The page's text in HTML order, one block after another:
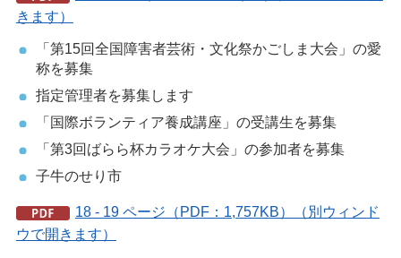
きます）
「第15回全国障害者芸術・文化祭かごしま大会」の愛
称を募集
指定管理者を募集します
「国際ボランティア養成講座」の受講生を募集
「第3回ばらら杯カラオケ大会」の参加者を募集
子牛のせり市
18 - 19 ページ（PDF：1,757KB）（別ウィンド
ウで開きます）